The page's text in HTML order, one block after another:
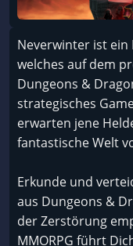
Neverwinter ist ein
welches auf dem
Dungeons &
strategisches
erwarten jene
fantastische Welt
Erkunde und
aus Dungeons &
der Zerstörung
MMORPG führt